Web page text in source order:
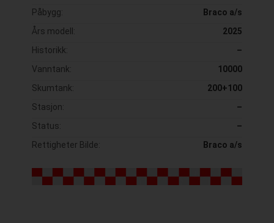
Påbygg:
Braco a/s
Års modell:
2025
Historikk:
–
Vanntank:
10000
Skumtank:
200+100
Stasjon:
–
Status:
–
Rettigheter Bilde:
Braco a/s